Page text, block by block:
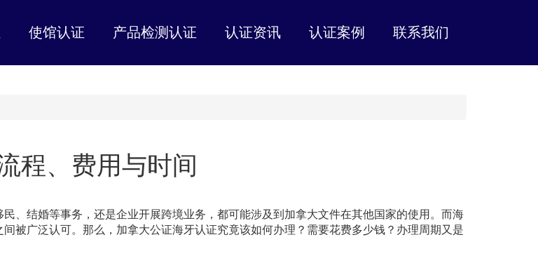
使馆认证 产品检测认证 认证资讯 认证案例 联系我们
程、费用与时间
、结婚等事务，还是企业开展跨境业务，都可能涉及到加拿大文件在其他国家的使用。而海
被广泛认可。那么，加拿大公证海牙认证究竟该如何办理？需要花费多少钱？办理周期又是